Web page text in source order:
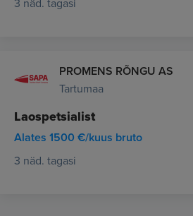
PROMENS RÕNGU AS
Tartumaa
Laospetsialist
Alates 1500 €/kuus bruto
3 näd. tagasi